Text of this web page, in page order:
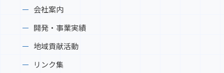
会社案内
開発・事業実績
地域貢献活動
リンク集